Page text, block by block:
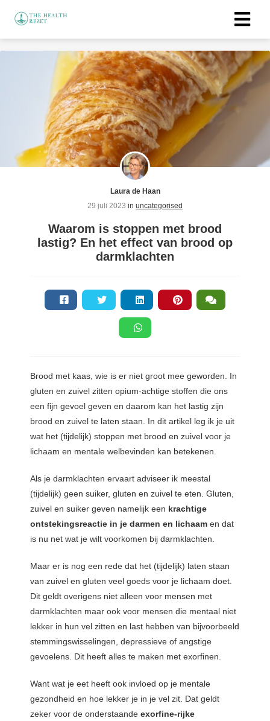
Laura de Haan
29 juli 2023 in uncategorised
Waarom is stoppen met brood
lastig? En het effect van brood op
darmklachten
Brood met kaas, wie is er niet groot mee geworden. In
gluten en zuivel zitten opium-achtige stoffen die ons
een fijn gevoel geven en daarom kan het lastig zijn
brood en zuivel te laten staan. In dit artikel leg ik je uit
wat het (tijdelijk) stoppen met brood en zuivel voor je
lichaam en mentale welbevinden kan betekenen.
Als je darmklachten ervaart adviseer ik meestal
(tijdelijk) geen suiker, gluten en zuivel te eten. Gluten,
zuivel en suiker geven namelijk een krachtige
ontstekingsreactie in je darmen en lichaam en dat
is nu net wat je wilt voorkomen bij darmklachten.
Maar er is nog een rede dat het (tijdelijk) laten staan
van zuivel en gluten veel goeds voor je lichaam doet.
Dit geldt overigens niet alleen voor mensen met
darmklachten maar ook voor mensen die mentaal niet
lekker in hun vel zitten en last hebben van bijvoorbeeld
stemmingswisselingen, depressieve of angstige
gevoelens. Dit heeft alles te maken met exorfinen.
Want wat je eet heeft ook invloed op je mentale
gezondheid en hoe lekker je in je vel zit. Dat geldt
zeker voor de onderstaande exorfine-rijke
over
op
gebruikt
te
Hierdoor
website-